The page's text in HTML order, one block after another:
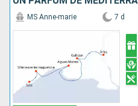
MS Anne-marie 7 d